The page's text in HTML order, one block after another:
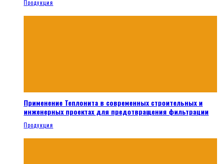
Продукция
Применение Теплонита в современных строительных и
инженерных проектах для предотвращения фильтрации
Продукция